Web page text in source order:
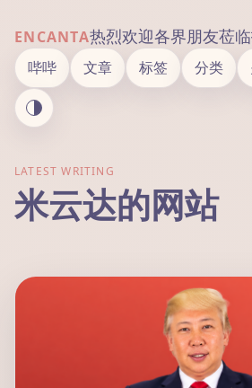
ENCANTA热烈欢迎各界朋友莅
哔哔 文章 标签 分类
LATEST WRITING
米云达的网站